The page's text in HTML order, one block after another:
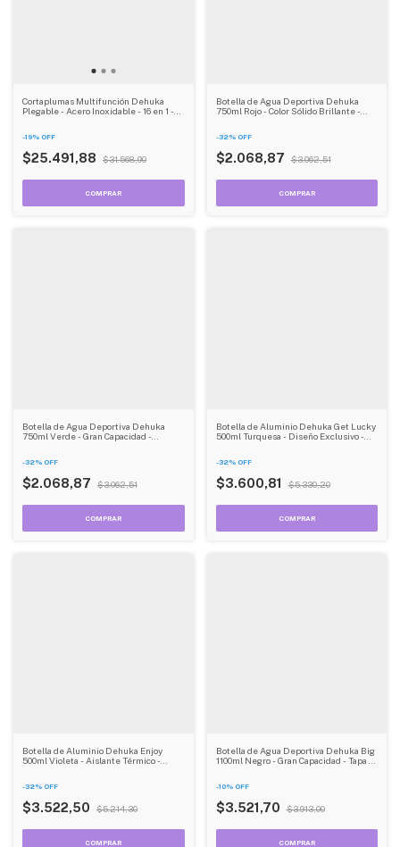
Cortaplumas Multifunción Dehuka
Plegable - Acero Inoxidable - 16 en 1 -
-19% OFF
$25.491,88 $31.568,90
Botella de Agua Deportiva Dehuka
750ml Rojo - Color Sólido Brillante -
-32% OFF
$2.068,87 $3.062,51
Botella de Agua Deportiva Dehuka
750ml Verde - Gran Capacidad -
-32% OFF
$2.068,87 $3.062,51
Botella de Aluminio Dehuka Get Lucky
500ml Turquesa - Diseño Exclusivo -
-32% OFF
$3.600,81 $5.330,20
Botella de Aluminio Dehuka Enjoy
500ml Violeta - Aislante Térmico -
-32% OFF
$3.522,50 $5.214,30
Botella de Agua Deportiva Dehuka Big
1100ml Negro - Gran Capacidad - Tapa a
-10% OFF
$3.521,70 $3.913,00